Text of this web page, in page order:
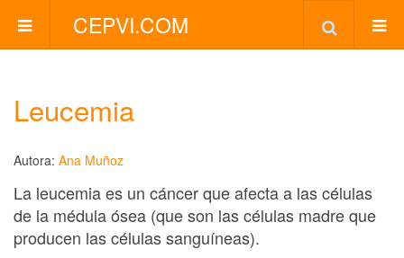
CEPVI.COM
Leucemia
Autora: Ana Muñoz
La leucemia es un cáncer que afecta a las células
de la médula ósea (que son las células madre que
producen las células sanguíneas).